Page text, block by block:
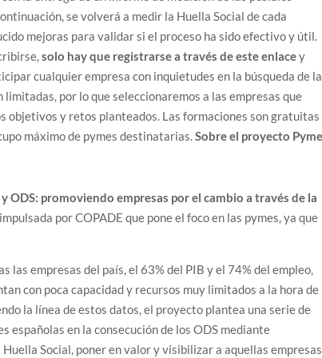
se volverá a medir la Huella Social de cada
mejoras para validar si el proceso ha sido efectivo y útil.
solo hay que registrarse a través deeste enlacey
cualquier empresa con inquietudes en la búsqueda de la
limitadas, por lo que seleccionaremos a las empresas que
objetivos y retos planteados. Las formaciones son gratuitas
máximo de pymes destinatarias.Sobre el proyecto
y ODS: promoviendo empresas por el cambio a través de la
por COPADE que pone el foco en las pymes, ya que
las empresas del país, el 63% del PIB y el 74% del empleo,
con poca capacidad y recursos muy limitados a la hora de
la línea de estos datos, el proyecto plantea una serie de
españolas en la consecución de los ODS mediante
Social, poner en valor y visibilizar a aquellas empresas